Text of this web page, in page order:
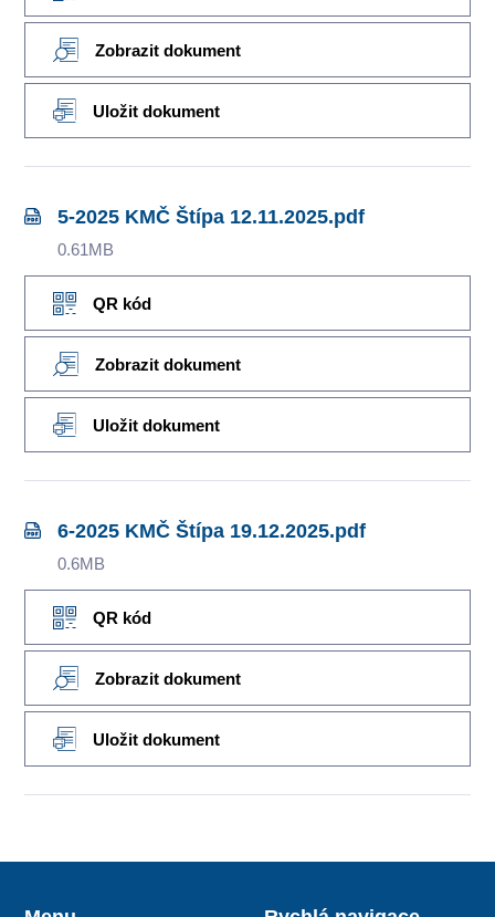
Zobrazit dokument
Uložit dokument
5-2025 KMČ Štípa 12.11.2025.pdf
0.61MB
QR kód
Zobrazit dokument
Uložit dokument
6-2025 KMČ Štípa 19.12.2025.pdf
0.6MB
QR kód
Zobrazit dokument
Uložit dokument